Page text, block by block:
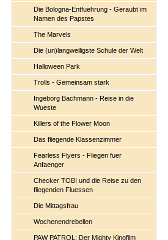
Die Bologna-Entfuehrung - Geraubt im
Namen des Papstes
The Marvels
Die (un)langweiligste Schule der Welt
Halloween Park
Trolls - Gemeinsam stark
Ingeborg Bachmann - Reise in die
Wueste
Killers of the Flower Moon
Das fliegende Klassenzimmer
Fearless Flyers - Fliegen fuer
Anfaenger
Checker TOBI und die Reise zu den
fliegenden Fluessen
Die Mittagsfrau
Wochenendrebellen
PAW PATROL: Der Mighty Kinofilm